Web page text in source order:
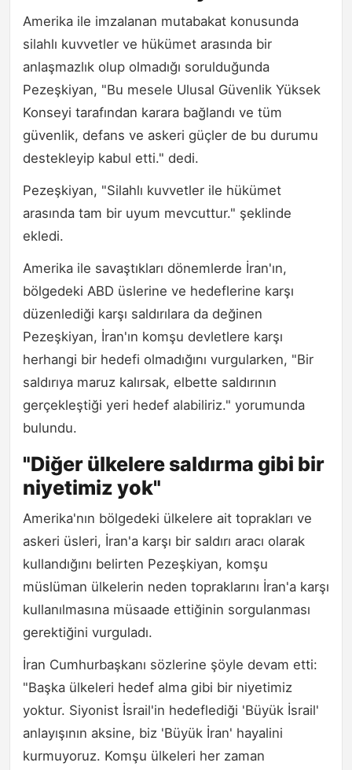
Amerika ile imzalanan mutabakat konusunda
silahlı kuvvetler ve hükümet arasında bir
anlaşmazlık olup olmadığı sorulduğunda
Pezeşkiyan, "Bu mesele Ulusal Güvenlik Yüksek
Konseyi tarafından karara bağlandı ve tüm
güvenlik, defans ve askeri güçler de bu durumu
destekleyip kabul etti." dedi.
Pezeşkiyan, "Silahlı kuvvetler ile hükümet
arasında tam bir uyum mevcuttur." şeklinde
ekledi.
Amerika ile savaştıkları dönemlerde İran'ın,
bölgedeki ABD üslerine ve hedeflerine karşı
düzenlediği karşı saldırılara da değinen
Pezeşkiyan, İran'ın komşu devletlere karşı
herhangi bir hedefi olmadığını vurgularken, "Bir
saldırıya maruz kalırsak, elbette saldırının
gerçekleştiği yeri hedef alabiliriz." yorumunda
bulundu.
"Diğer ülkelere saldırma gibi bir
niyetimiz yok"
Amerika'nın bölgedeki ülkelere ait toprakları ve
askeri üsleri, İran'a karşı bir saldırı aracı olarak
kullandığını belirten Pezeşkiyan, komşu
müslüman ülkelerin neden topraklarını İran'a karşı
kullanılmasına müsaade ettiğinin sorgulanması
gerektiğini vurguladı.
İran Cumhurbaşkanı sözlerine şöyle devam etti:
"Başka ülkeleri hedef alma gibi bir niyetimiz
yoktur. Siyonist İsrail'in hedeflediği 'Büyük İsrail'
anlayışının aksine, biz 'Büyük İran' hayalini
kurmuyoruz. Komşu ülkeleri her zaman